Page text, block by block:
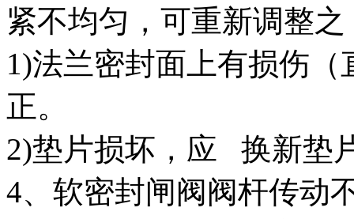
紧不均匀，可重新调整之
1)法兰密封面上有损伤
正。
2)垫片损坏，应 换新垫
4、软密封闸阀阀杆传动